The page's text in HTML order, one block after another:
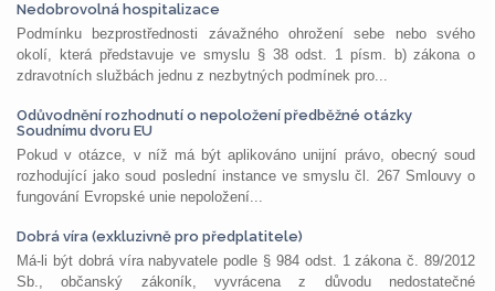
Nedobrovolná hospitalizace
Podmínku bezprostřednosti závažného ohrožení sebe nebo svého
okolí, která představuje ve smyslu § 38 odst. 1 písm. b) zákona o
zdravotních službách jednu z nezbytných podmínek pro...
Odůvodnění rozhodnutí o nepoložení předběžné otázky
Soudnímu dvoru EU
Pokud v otázce, v níž má být aplikováno unijní právo, obecný soud
rozhodující jako soud poslední instance ve smyslu čl. 267 Smlouvy o
fungování Evropské unie nepoložení...
Dobrá víra (exkluzivně pro předplatitele)
Má-li být dobrá víra nabyvatele podle § 984 odst. 1 zákona č. 89/2012
Sb., občanský zákoník, vyvrácena z důvodu nedostatečné